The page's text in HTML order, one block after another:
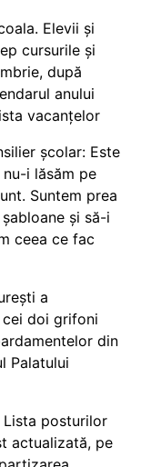
Elevii și
cursurile și
după
anului
vacanțelor
școlar: Este
i lăsăm pe
Suntem prea
și să-i
ceea ce fac
a
doi grifoni
din
Palatului
posturilor
actualizată, pe